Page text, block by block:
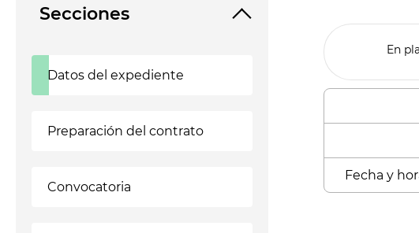
Secciones
Datos del expediente
Preparación del contrato
Convocatoria
En
Fecha y